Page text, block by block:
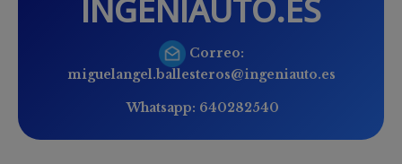
INGENIAUTO.ES
Correo:
miguelangel.ballesteros@ingeniauto.es
Whatsapp: 640282540